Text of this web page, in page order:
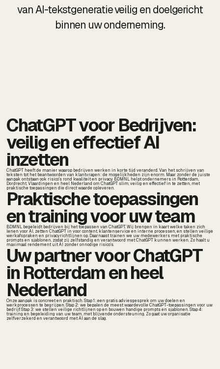
van AI-tekstgeneratie veilig en doelgericht
binnen uw onderneming.
ChatGPT voor Bedrijven:
veilig en effectief AI
inzetten
ChatGPT heeft de manier waarop bedrijven werken in korte tijd veranderd. Van het schrijven van
teksten tot het beantwoorden van klantvragen: de mogelijkheden zijn enorm. Maar zonder de juiste
aanpak ontstaan ook risico's rond kwaliteit en privacy. BDMNL helpt ondernemers in Rotterdam,
Dordrecht, Vlaardingen en heel Nederland om ChatGPT slim, veilig en effectief in te zetten, met
praktische toepassingen die direct waarde opleveren.
Praktische toepassingen
en training voor uw team
BDMNL begeleidt bedrijven bij het toepassen van ChatGPT. Wij brengen in kaart welke taken zich
lenen voor AI, zetten ChatGPT in voor content, klantenservice en interne processen, en stellen veilige
werkafspraken en privacyrichtlijnen op. Daarnaast trainen we uw medewerkers met praktische
prompts en sjablonen, zodat zij zelfstandig en verantwoord met ChatGPT kunnen werken. Zo haalt u
maximaal rendement uit AI zonder onnodige risico's.
Uw partner voor ChatGPT
in Rotterdam en heel
Nederland
Onze aanpak is concreet en praktisch. Stap 1: een gratis adviesgesprek om uw doelen en
werkprocessen te begrijpen. Stap 2: we bepalen de meest waardevolle ChatGPT-toepassingen voor uw
bedrijf. Stap 3: we stellen veilige richtlijnen op en bouwen handige prompts en sjablonen. Stap 4:
training en begeleiding van uw team, met blijvende ondersteuning. Zo gaat uw organisatie
zelfverzekerd en verantwoord met AI aan de slag.